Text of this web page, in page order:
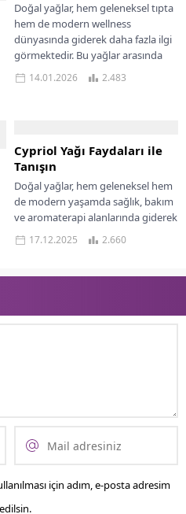
Doğal yağlar, hem geleneksel tıpta
hem de modern wellness
dünyasında giderek daha fazla ilgi
görmektedir. Bu yağlar arasında
öne çıkan...
14.01.2026 2.483
Cypriol Yağı Faydaları ile
Tanışın
Doğal yağlar, hem geleneksel hem
de modern yaşamda sağlık, bakım
ve aromaterapi alanlarında giderek
daha fazla tercih edilmektedir. Bu
değerli...
17.12.2025 2.660
için adım, e-posta adresim